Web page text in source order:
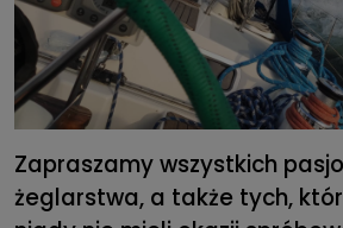
Zapraszamy wszystkich
żeglarstwa, a także tych,